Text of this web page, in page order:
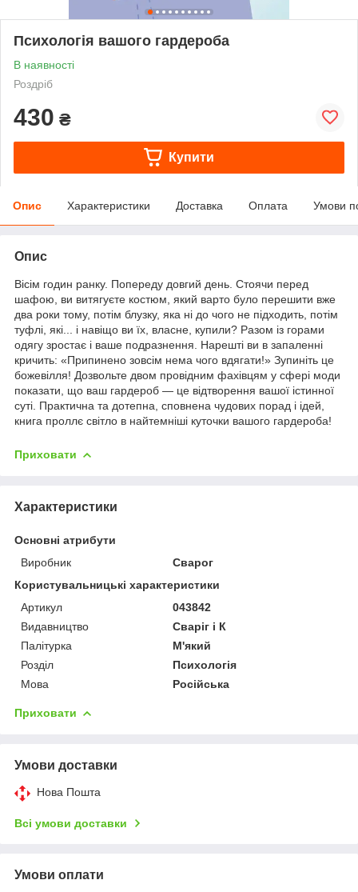
Психологія вашого гардероба
В наявності
Роздріб
430 ₴
Купити
Опис Характеристики Доставка Оплата Умови
Опис
Вісім годин ранку. Попереду довгий день. Стоячи перед
шафою, ви витягуєте костюм, який варто було перешити вже
два роки тому, потім блузку, яка ні до чого не підходить, потім
туфлі, які... і навіщо ви їх, власне, купили? Разом із горами
одягу зростає і ваше подразнення. Нарешті ви в запаленні
кричить: «Припинено зовсім нема чого вдягати!» Зупиніть це
божевілля! Дозвольте двом провідним фахівцям у сфері моди
показати, що ваш гардероб — це відтворення вашої істинної
суті. Практична та дотепна, сповнена чудових порад і ідей,
книга проллє світло в найтемніші куточки вашого гардероба!
Приховати
Характеристики
Основні атрибути
Виробник
Сварог
Користувальницькі характеристики
Артикул
043842
Видавництво
Сваріг і К
Палітурка
М'який
Розділ
Психологія
Мова
Російська
Приховати
Умови доставки
Нова Пошта
Всі умови доставки
Умови оплати